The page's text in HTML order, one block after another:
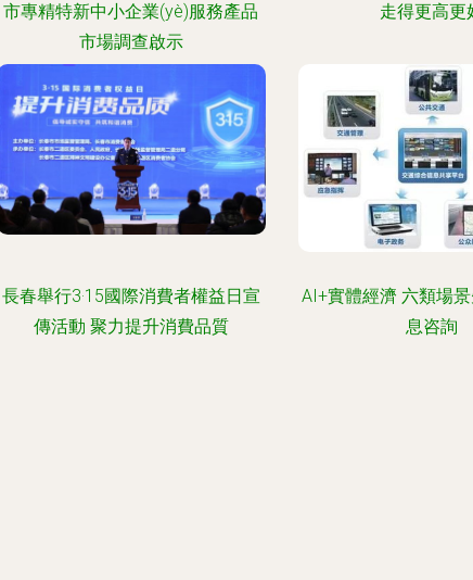
市專精特新中小企業(yè)服務產品
市場調查啟示
走得更高更
長春舉行3·15國際消費者權益日宣
傳活動 聚力提升消費品質
AI+實體經濟 六類場
息咨詢